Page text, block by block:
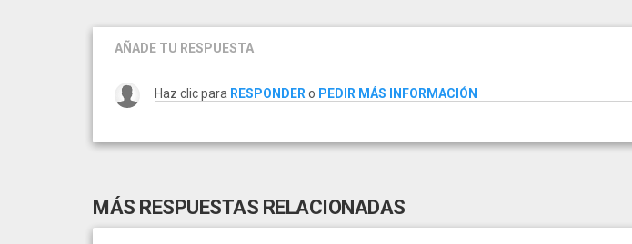
AÑADE TU RESPUESTA
Haz clic para RESPONDER o PEDIR MÁS INFORMACIÓN
MÁS RESPUESTAS RELACIONADAS